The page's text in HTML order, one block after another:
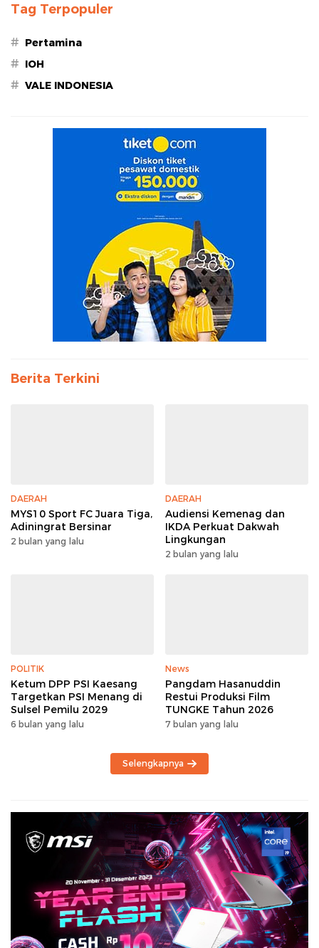
Tag Terpopuler
# Pertamina
# IOH
# VALE INDONESIA
Berita Terkini
DAERAH
MYS10 Sport FC Juara Tiga,
Adiningrat Bersinar
2 bulan yang lalu
DAERAH
Audiensi Kemenag dan
IKDA Perkuat Dakwah
Lingkungan
2 bulan yang lalu
POLITIK
Ketum DPP PSI Kaesang
Targetkan PSI Menang di
Sulsel Pemilu 2029
6 bulan yang lalu
News
Pangdam Hasanuddin
Restui Produksi Film
TUNGKE Tahun 2026
7 bulan yang lalu
Selengkapnya